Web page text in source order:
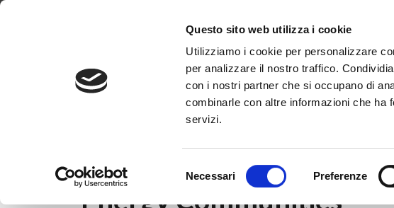
Questo sito web utilizza i cookie
Utilizziamo i cookie per personalizzare
per analizzare il nostro traffico.
con i nostri partner che si occupano di
combinarle con altre informazioni che ha
servizi.
del
Necessari Preferenze
News & Eventi |
8 febbraio 2021
Energy Communities